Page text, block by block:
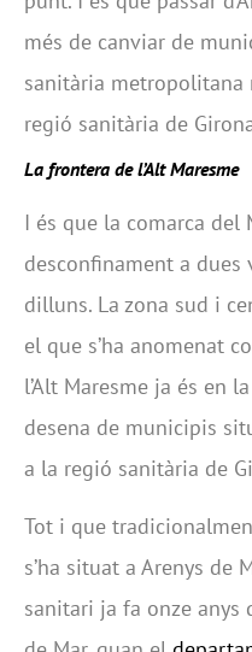
més de canviar de
sanitària metropolitana
regió sanitària de
La frontera de l’Alt Maresme
I és que la comarca del
desconfinament a dues
dilluns. La zona sud i
el que s’ha anomenat
l’Alt Maresme ja és en
desena de municipis
a la regió sanitària de
Tot i que
s’ha situat a Arenys de
sanitari ja fa onze anys